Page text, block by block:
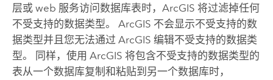
层或 web 服务访问数据库表时，ArcGIS 将过滤掉任何
不受支持的数据类型。 ArcGIS 不会显示不受支持的数
据类型并且您无法通过 ArcGIS 编辑不受支持的数据类
型。 同样，使用 ArcGIS 将包含不受支持的数据类型的
表从一个数据库复制和粘贴到另一个数据库时，